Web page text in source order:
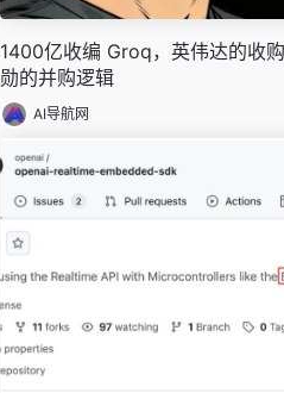
1400亿收编 Groq，英伟达的收
勋的并购逻辑
AI导航网